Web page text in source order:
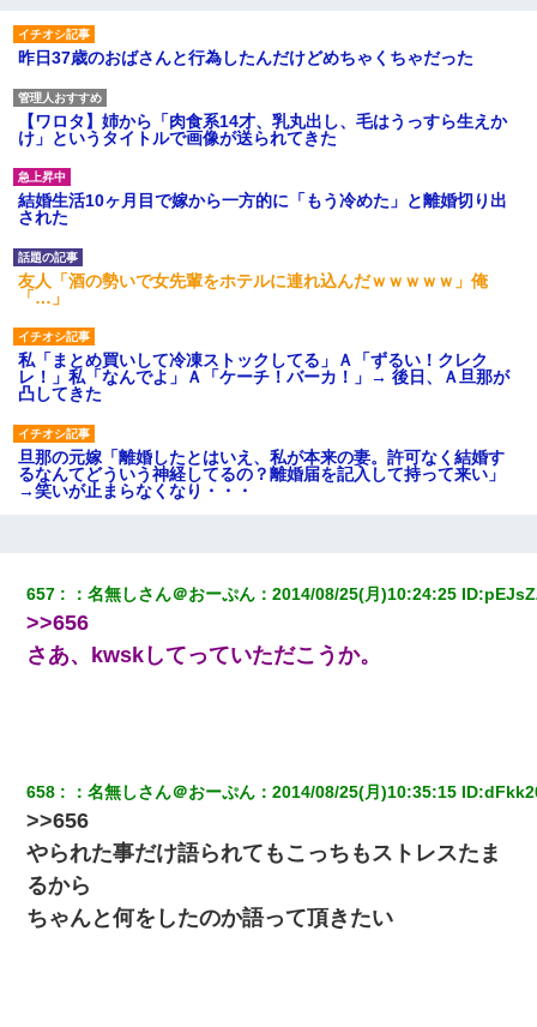
昨日37歳のおばさんと行為したんだけどめちゃくちゃだった
【ワロタ】姉から「肉食系14才、乳丸出し、毛はうっすら生えか
け」というタイトルで画像が送られてきた
結婚生活10ヶ月目で嫁から一方的に「もう冷めた」と離婚切り出
された
友人「酒の勢いで女先輩をホテルに連れ込んだｗｗｗｗｗ」俺
「…」
私「まとめ買いして冷凍ストックしてる」Ａ「ずるい！クレク
レ！」私「なんでよ」Ａ「ケーチ！バーカ！」→ 後日、Ａ旦那が
凸してきた
旦那の元嫁「離婚したとはいえ、私が本来の妻。許可なく結婚す
るなんてどういう神経してるの？離婚届を記入して持って来い」
→笑いが止まらなくなり・・・
ｗｗｗ
私は家が貧しくて、手に職をつけようと看護師になった。だけど
卒業を控えた年の1月末、車にひかれて看護師になれなくなった。
私（23）冗談のつもりで上司（27）に胸を揉ませた結果・・・
【身体で払わせて】女友達「ごめん、何も言わずにお金貸してく
ださい……」俺「いいよ！いくら？」女友達「10万円ぐら
い……」俺「ほい！10万！」→
657 ：名無しさん＠おーぷん ：2014/08/25(月)10:24:25 ID:
>>656
さあ、kwskしてっていただこうか。
658 ：名無しさん＠おーぷん ：2014/08/25(月)10:35:15 ID:
>>656
やられた事だけ語られてもこっちもストレスたま
るから
ちゃんと何をしたのか語って頂きたい